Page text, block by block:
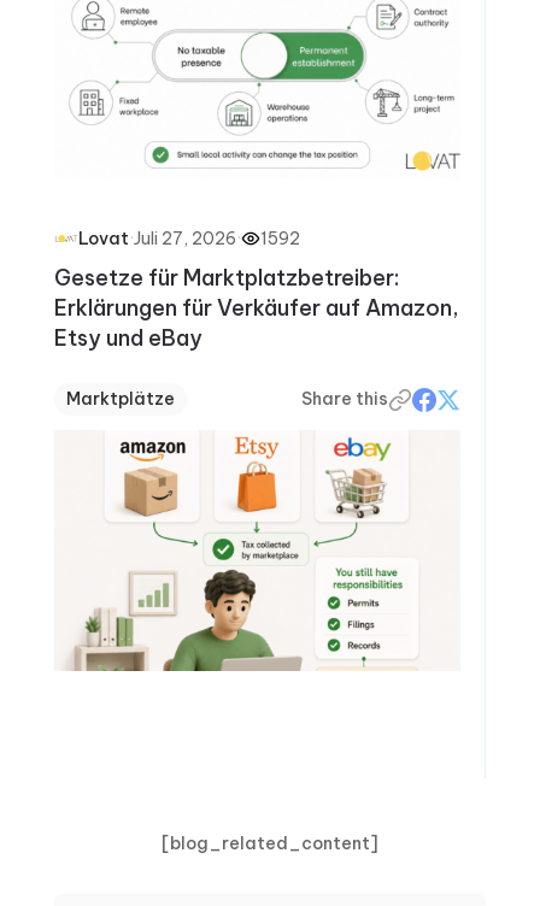
Lovat·Juli 27, 2026· 1592
Gesetze für Marktplatzbetreiber:
Erklärungen für Verkäufer auf Amazon,
Etsy und eBay
Marktplätze Share this
[blog_related_content]